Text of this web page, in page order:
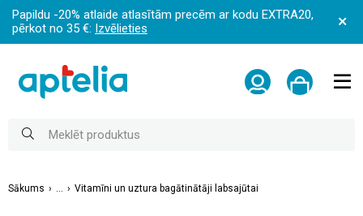
Papildu -20% atlaide atlasītām precēm ar kodu EXTRA20,
pērkot no 35 €: Izvēlieties
Sākums Vitamīni un uztura bagātinātāji labsajūtai